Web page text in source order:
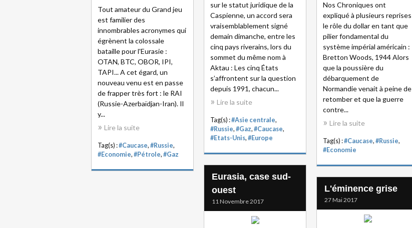
Nos Chroniques ont
expliqué à plusieurs reprises
le rôle du dollar en tant que
pilier fondamental du
système impérial américain :
Bretton Woods, 1944 Alors
que la poussière du
débarquement de
Normandie venait à peine de
retomber et que la guerre
contre...
Lire la suite
Tag(s) :#Caucase, #Russie,
#Economie
sur le statut juridique de la
Caspienne, un accord sera
vraisemblablement signé
demain dimanche, entre les
cinq pays riverains, lors du
sommet du même nom à
Aktau : Les cinq États
s’affrontent sur la question
depuis 1991, chacun...
Lire la suite
Tag(s) :#Asie centrale,
#Russie, #Gaz, #Caucase,
#Etats-Unis, #Europe
Tout amateur du Grand jeu
est familier des
innombrables acronymes qui
égrènent la colossale
bataille pour l'Eurasie :
OTAN, BTC, OBOR, IPI,
TAPI... A cet égard, un
nouveau venu est en passe
de frapper très fort : le RAI
(Russie-Azerbaïdjan-Iran). Il
y...
Lire la suite
Tag(s) :#Caucase, #Russie,
#Economie, #Pétrole, #Gaz
Eurasia, case sud-
ouest
11 Novembre 2017
L'éminence grise
27 Mai 2017